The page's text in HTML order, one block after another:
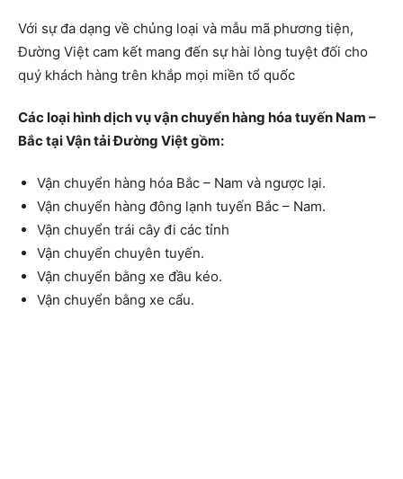
Với sự đa dạng về chủng loại và mẫu mã phương tiện,
Đường Việt cam kết mang đến sự hài lòng tuyệt đối cho
quý khách hàng trên khắp mọi miền tổ quốc
Các loại hình dịch vụ vận chuyển hàng hóa tuyến Nam –
Bắc tại Vận tải Đường Việt gồm:
Vận chuyển hàng hóa Bắc – Nam và ngược lại.
Vận chuyển hàng đông lạnh tuyến Bắc – Nam.
Vận chuyển trái cây đi các tỉnh
Vận chuyển chuyên tuyến.
Vận chuyển bằng xe đầu kéo.
Vận chuyển bằng xe cẩu.